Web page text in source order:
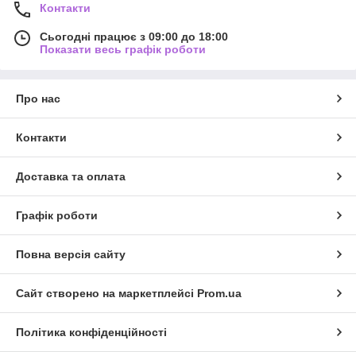
Контакти
Сьогодні працює з 09:00 до 18:00
Показати весь графік роботи
Про нас
Контакти
Доставка та оплата
Графік роботи
Повна версія сайту
Сайт створено на маркетплейсі Prom.ua
Політика конфіденційності